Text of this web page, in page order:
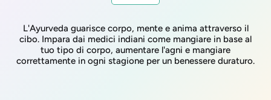
L'Ayurveda guarisce corpo, mente e anima attraverso il
cibo. Impara dai medici indiani come mangiare in base al
tuo tipo di corpo, aumentare l'agni e mangiare
correttamente in ogni stagione per un benessere duraturo.